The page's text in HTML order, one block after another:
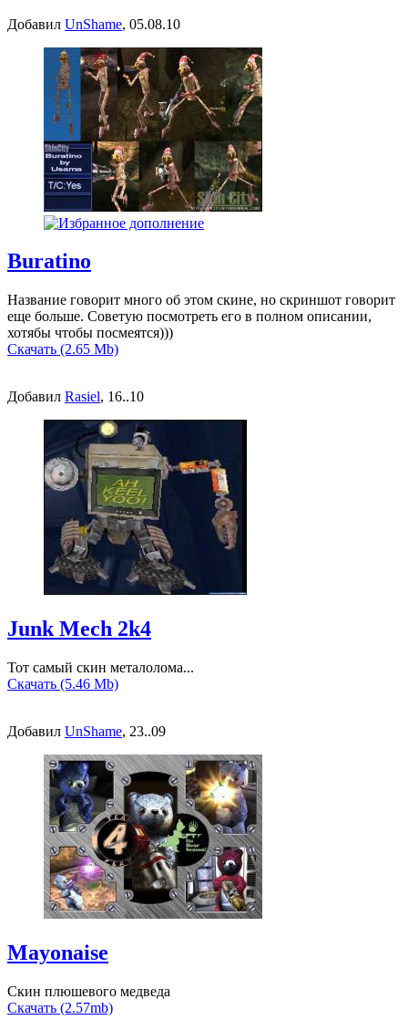
Добавил UnShame, 05.08.10
Buratino
Название говорит много об этом скине, но скриншот говорит
еще больше. Советую посмотреть его в полном описании,
хотябы чтобы посмеятся)))
Скачать (2.65 Mb)
Добавил Rasiel, 16..10
Junk Mech 2k4
Тот самый скин металолома...
Скачать (5.46 Mb)
Добавил UnShame, 23..09
Mayonaise
Скин плюшевого медведа
Скачать (2.57mb)